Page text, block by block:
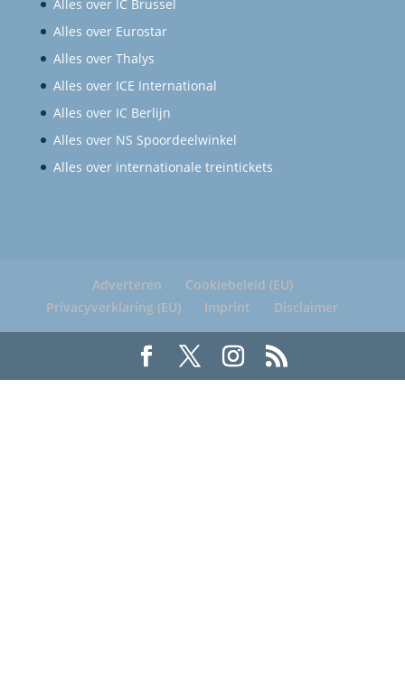
Alles over IC Brussel
Alles over Eurostar
Alles over Thalys
Alles over ICE International
Alles over IC Berlijn
Alles over NS Spoordeelwinkel
Alles over internationale treintickets
Adverteren
Cookiebeleid (EU)
Privacyverklaring (EU)
Imprint Disclaimer